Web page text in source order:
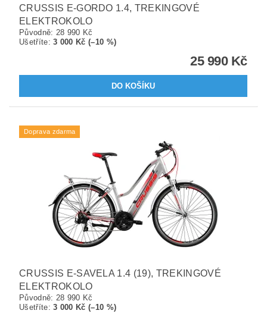
CRUSSIS E-GORDO 1.4, TREKINGOVÉ
ELEKTROKOLO
Původně: 28 990 Kč
Ušetříte:3 000 Kč (–10 %)
25 990 Kč
Doprava zdarma
CRUSSIS E-SAVELA 1.4 (19), TREKINGOVÉ
ELEKTROKOLO
Původně: 28 990 Kč
Ušetříte:3 000 Kč (–10 %)